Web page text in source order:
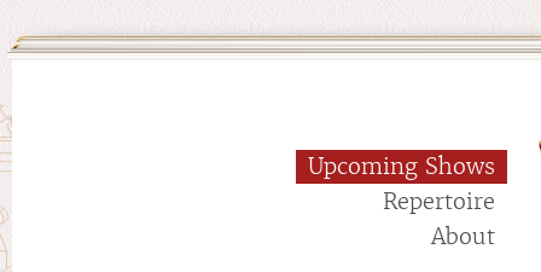
Upcoming Shows
Repertoire
About